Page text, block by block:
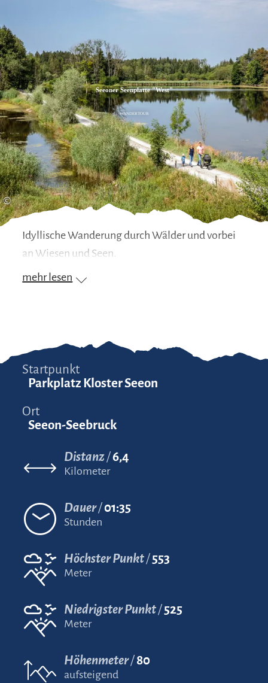
Zum
Zur
Zum
©
Seeoner Seenplatte "West"
WANDERTOUR
Idyllische Wanderung durch Wälder und vorbei
an Wiesen und Seen.
mehr lesen
Startpunkt
Parkplatz Kloster Seeon
Ort
Seeon-Seebruck
Distanz 6,4
Kilometer
Dauer 01:35
Stunden
Höchster Punkt 553
Meter
Niedrigster Punkt 525
Meter
Höhenmeter 80
aufsteigend